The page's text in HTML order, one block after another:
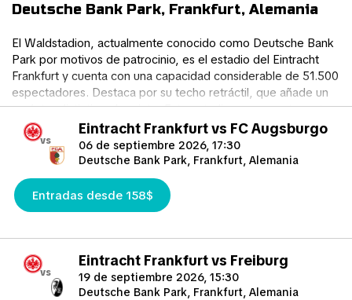
Deutsche Bank Park, Frankfurt, Alemania
El Waldstadion, actualmente conocido como Deutsche Bank
Park por motivos de patrocinio, es el estadio del Eintracht
Frankfurt y cuenta con una capacidad considerable de 51.500
espectadores. Destaca por su techo retráctil, que añade un
carácter distintivo al recinto. Este estadio se encuentra entre
los diez mayores recintos futbolísticos de Alemania y fue
sede de cuatro partidos, incluida la final, durante la Copa
Mundial Femenina de 2011.
Además del fútbol, el recinto ofrece una variedad de
instalaciones recreativas en sus instalaciones, como una
tenis y un pabellón de deportes de invierno. Asimismo, su
estación de tren proporciona un acceso conveniente al
estadio a través de la red ferroviaria nacional, lo que
contribuye a su accesibilidad.
vs
Eintracht Frankfurt vs FC Augsburgo
06 de septiembre 2026, 17:30
Deutsche Bank Park, Frankfurt, Alemania
Entradas desde 158$
vs
Eintracht Frankfurt vs Freiburg
19 de septiembre 2026, 15:30
Deutsche Bank Park, Frankfurt, Alemania